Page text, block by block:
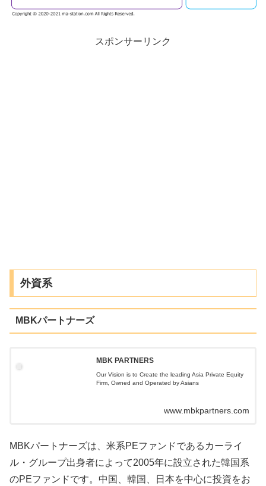
スポンサーリンク
外資系
MBKパートナーズ
MBK PARTNERS
Our Vision is to Create the leading Asia Private Equity
Firm, Owned and Operated by Asians
www.mbkpartners.com
MBKパートナーズは、米系PEファンドであるカーライ
ル・グループ出身者によって2005年に設立された韓国系
のPEファンドです。中国、韓国、日本を中心に投資をお